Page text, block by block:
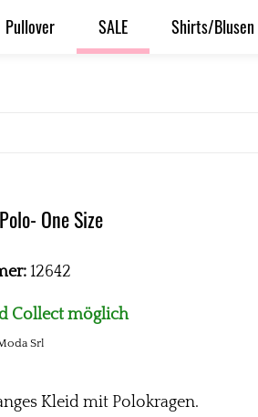
Pullover SALE Shirts/Blusen
One Size
12642
Collect möglich
Srl
Kleid mit Polokragen.